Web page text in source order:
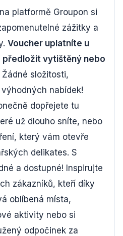
platformě Groupon si
zážitky a
Voucher uplatníte u
předložit vytištěný nebo
Žádné složitosti,
nabídek!
dopřejete tu
už dlouho sníte, nebo
který vám otevře
delikates. S
a dostupné! Inspirujte
zákazníků, kteří díky
oblíbená místa,
aktivity nebo si
odpočinek za